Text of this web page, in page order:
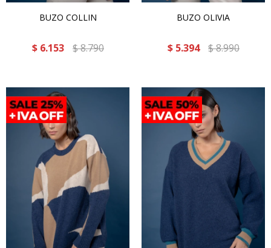
BUZO COLLIN
$ 6.153 $8.790
BUZO OLIVIA
$ 5.394 $8.990